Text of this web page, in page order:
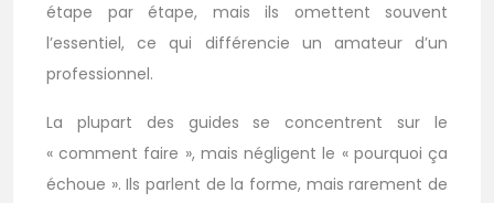
étape par étape, mais ils omettent souvent
l’essentiel, ce qui différencie un amateur d’un
professionnel.
La plupart des guides se concentrent sur le
« comment faire », mais négligent le « pourquoi ça
échoue ». Ils parlent de la forme, mais rarement de